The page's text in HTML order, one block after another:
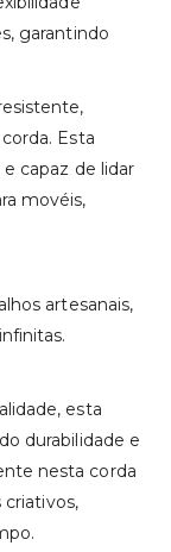
garantindo
Esta
capaz de lidar
movéis,
artesanais,
esta
durabilidade e
nesta corda
criativos,